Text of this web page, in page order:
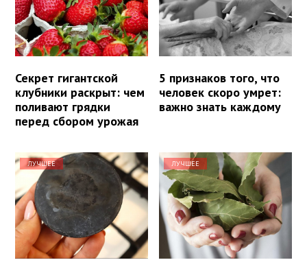
Секрет гигантской
клубники раскрыт: чем
поливают грядки
перед сбором урожая
5 признаков того, что
человек скоро умрет:
важно знать каждому
ЛУЧШЕЕ ЛУЧШЕЕ